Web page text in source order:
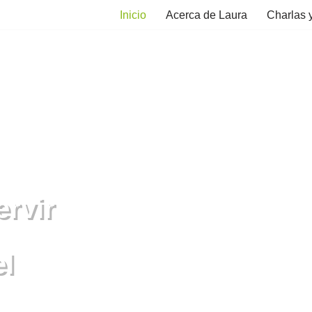
Inicio Acerca de Laura Charlas